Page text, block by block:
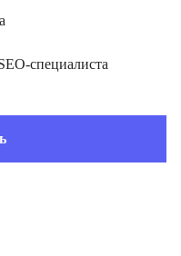
специалиста